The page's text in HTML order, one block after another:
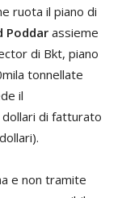
ruota il piano di
Poddarassieme
di Bkt, piano
tonnellate
il
di fatturato
e non tramite